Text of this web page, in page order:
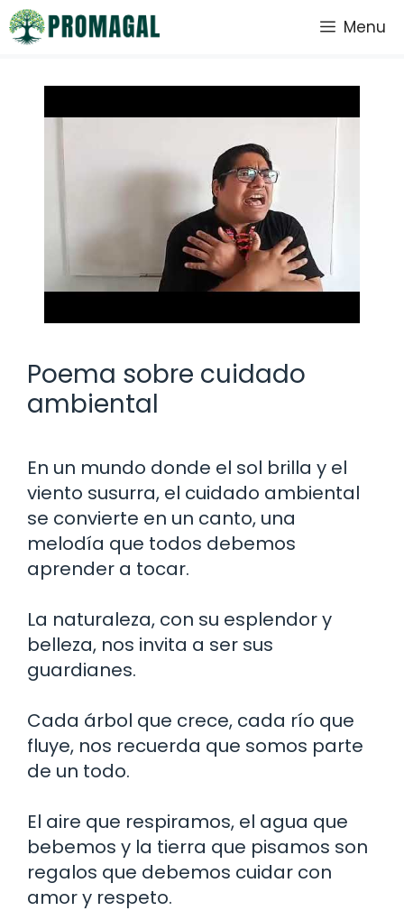
Saltar
al
Menu
Poema sobre cuidado
ambiental
En un mundo donde el sol brilla y el
viento susurra, el cuidado ambiental
se convierte en un canto, una
melodía que todos debemos
aprender a tocar.
La naturaleza, con su esplendor y
belleza, nos invita a ser sus
guardianes.
Cada árbol que crece, cada río que
fluye, nos recuerda que somos parte
de un todo.
El aire que respiramos, el agua que
bebemos y la tierra que pisamos son
regalos que debemos cuidar con
amor y respeto.